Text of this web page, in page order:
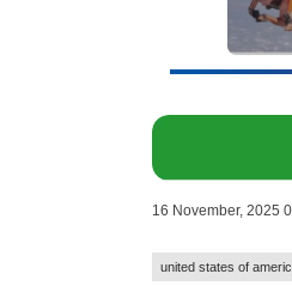
16 November, 2025
united states of